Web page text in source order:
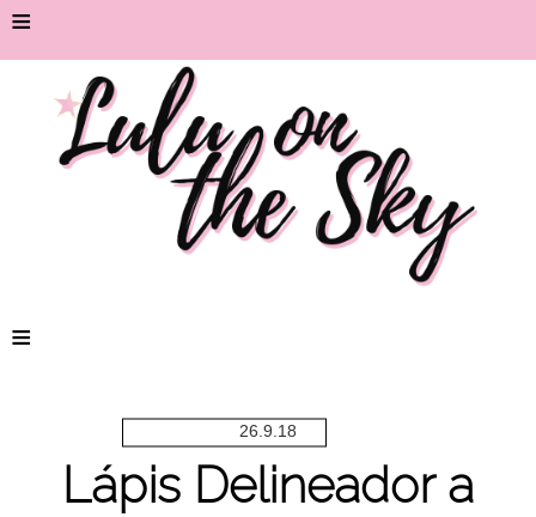
≡
≡
26.9.18
Lápis Delineador a